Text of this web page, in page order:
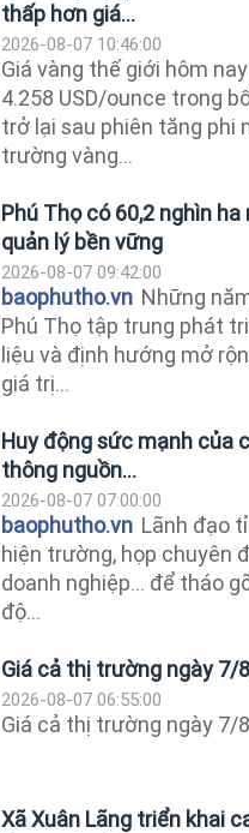
thấp hơn giá...
2026-08-07 10:46:00
Giá vàng thế giới hôm
4.258 USD/ounce trong
trở lại sau phiên tăng phi
trường vàng...
Phú Thọ có 60,2 nghìn
quản lý bền vững
2026-08-07 09:42:00
baophutho.vn Những
Phú Thọ tập trung phát
liệu và định hướng mở
giá trị...
Huy động sức mạnh của
thông nguồn...
2026-08-07 07:00:00
baophutho.vn Lãnh đạo
hiện trường, họp chuyên
doanh nghiệp... để tháo
độ...
Giá cả thị trường ngày 7/
2026-08-07 06:55:00
Giá cả thị trường ngày 7/
Xã Xuân Lãng triển khai